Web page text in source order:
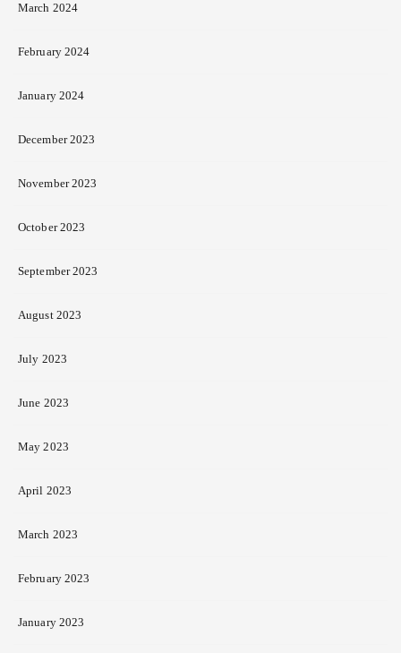
March 2024
February 2024
January 2024
December 2023
November 2023
October 2023
September 2023
August 2023
July 2023
June 2023
May 2023
April 2023
March 2023
February 2023
January 2023